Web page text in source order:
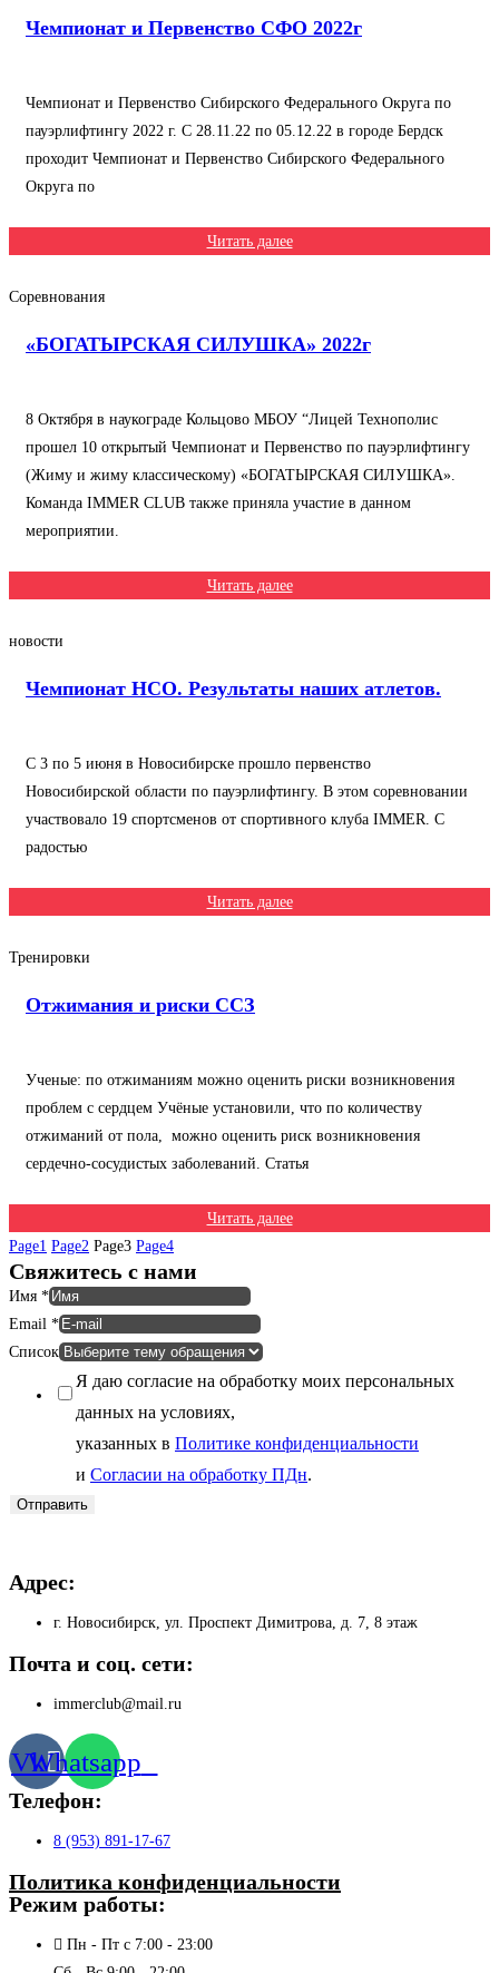
Чемпионат и Первенство СФО 2022г
Чемпионат и Первенство Сибирского Федерального Округа по
пауэрлифтингу 2022 г. С 28.11.22 по 05.12.22 в городе Бердск
проходит Чемпионат и Первенство Сибирского Федерального
Округа по
Читать далее
Соревнования
«БОГАТЫРСКАЯ СИЛУШКА» 2022г
8 Октября в наукограде Кольцово МБОУ “Лицей Технополис
прошел 10 открытый Чемпионат и Первенство по пауэрлифтингу
(Жиму и жиму классическому) «БОГАТЫРСКАЯ СИЛУШКА».
Команда IMMER CLUB также приняла участие в данном
мероприятии.
Читать далее
новости
Чемпионат НСО. Результаты наших атлетов.
С 3 по 5 июня в Новосибирске прошло первенство
Новосибирской области по пауэрлифтингу. В этом соревновании
участвовало 19 спортсменов от спортивного клуба IMMER. С
радостью
Читать далее
Тренировки
Отжимания и риски ССЗ
Ученые: по отжиманиям можно оценить риски возникновения
проблем с сердцем Учёные установили, что по количеству
отжиманий от пола, можно оценить риск возникновения
сердечно-сосудистых заболеваний. Статья
Читать далее
Page1 Page2 Page3 Page4
Свяжитесь с нами
Имя *
Email *
Список
Я даю согласие на обработку моих персональных
данных на условиях,
указанных в Политике конфиденциальности
и Согласии на обработку ПДн.
Отправить
Адрес:
г. Новосибирск, ул. Проспект Димитрова, д. 7, 8 этаж
Почта и соц. сети:
immerclub@mail.ru
VkWhatsapp
Телефон:
8 (953) 891-17-67
Политика конфиденциальности
Режим работы:
Пн - Пт с 7:00 - 23:00